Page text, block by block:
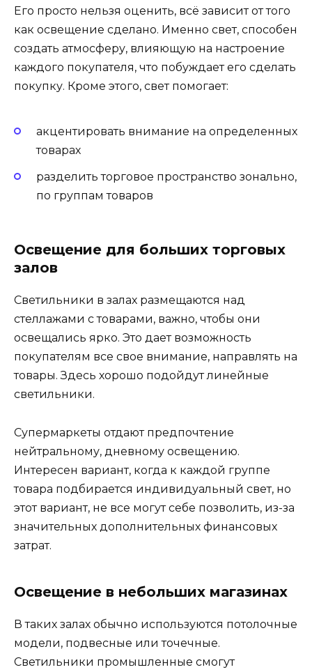
Его просто нельзя оценить, всё зависит от того
как освещение сделано. Именно свет, способен
создать атмосферу, влияющую на настроение
каждого покупателя, что побуждает его сделать
покупку. Кроме этого, свет помогает:
акцентировать внимание на определенных
товарах
разделить торговое пространство зонально,
по группам товаров
Освещение для больших торговых
залов
Светильники в залах размещаются над
стеллажами с товарами, важно, чтобы они
освещались ярко. Это дает возможность
покупателям все свое внимание, направлять на
товары. Здесь хорошо подойдут линейные
светильники.
Супермаркеты отдают предпочтение
нейтральному, дневному освещению.
Интересен вариант, когда к каждой группе
товара подбирается индивидуальный свет, но
этот вариант, не все могут себе позволить, из-за
значительных дополнительных финансовых
затрат.
Освещение в небольших магазинах
В таких залах обычно используются потолочные
модели, подвесные или точечные.
Светильники промышленные смогут